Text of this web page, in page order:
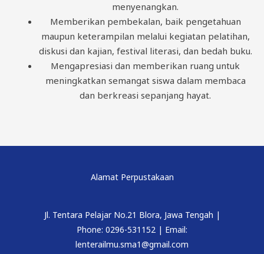
menyenangkan.
Memberikan pembekalan, baik pengetahuan
maupun keterampilan melalui kegiatan pelatihan,
diskusi dan kajian, festival literasi, dan bedah buku.
Mengapresiasi dan memberikan ruang untuk
meningkatkan semangat siswa dalam membaca
dan berkreasi sepanjang hayat.
Alamat Perpustakaan
Jl. Tentara Pelajar No.21 Blora, Jawa Tengah |
Phone: 0296-531152 | Email:
lenterailmu.sma1@gmail.com